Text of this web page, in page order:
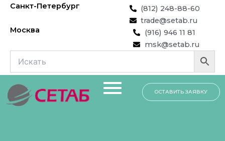
Перейти
содержимому
Санкт-Петербург
(812) 248-88-60
trade@setab.ru
Москва
(916) 946 11 81
msk@setab.ru
ОСТАВИТЬ ЗАЯВКУ